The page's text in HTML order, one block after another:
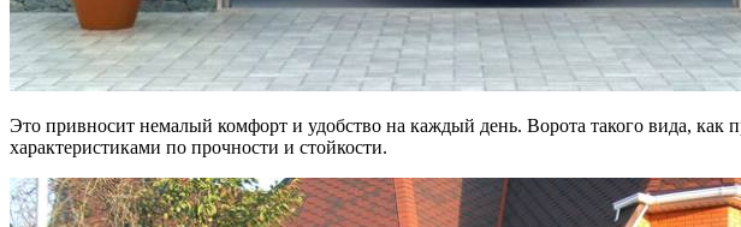
Это привносит немалый комфорт и удобство на каждый день. Ворота такого вида, как
характеристиками по прочности и стойкости.